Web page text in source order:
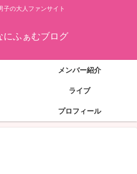
子の大人ファンサイト
にふぁむブログ
メンバー紹介
ライブ
プロフィール